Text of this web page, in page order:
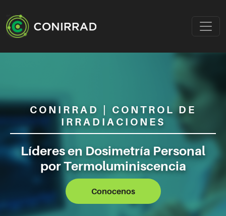
CONIRRAD | CONTROL DE
IRRADIACIONES
Líderes en Dosimetría Personal
por Termoluminiscencia
Conocenos